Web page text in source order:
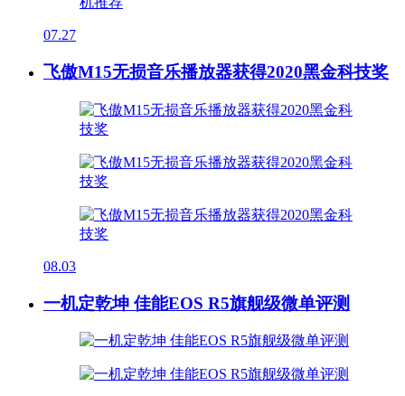
07.27
飞傲M15无损音乐播放器获得2020黑金科技奖
08.03
一机定乾坤 佳能EOS R5旗舰级微单评测